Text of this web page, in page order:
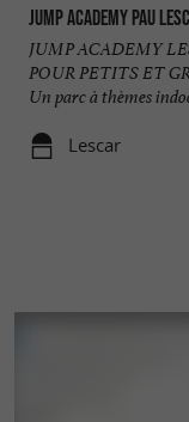
Jump Academy Pau
JUMP ACADEMY
POUR PETITS ET
Un parc à thèmes
Lescar